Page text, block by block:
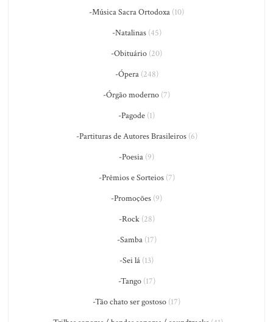
-Música Sacra Ortodoxa (10)
-Natalinas(45)
-Obituário (20)
-Ópera(248)
-Órgão moderno (7)
-Pagode (1)
-Partituras de Autores Brasileiros(6)
-Poesia (9)
-Prêmios e Sorteios(7)
-Promoções (9)
-Rock(28)
-Samba(17)
-Sei lá (13)
-Tango(17)
-Tão chato ser gostoso (17)